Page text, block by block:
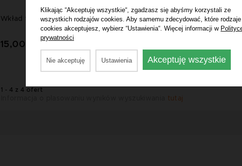
Wkład filtra 72160502
15,00 zł
1 - 4 z 4 ofert
tutaj
Klikając “Akceptuję wszystkie“, zgadzasz się abyśmy korzystali ze
wszystkich rodzajów cookies. Aby samemu zdecydować, które rodzaje
cookies akceptujesz, wybierz “Ustawienia“. Więcej informacji w
prywatności
Nie akceptuję Ustawienia Akceptuję wszystkie